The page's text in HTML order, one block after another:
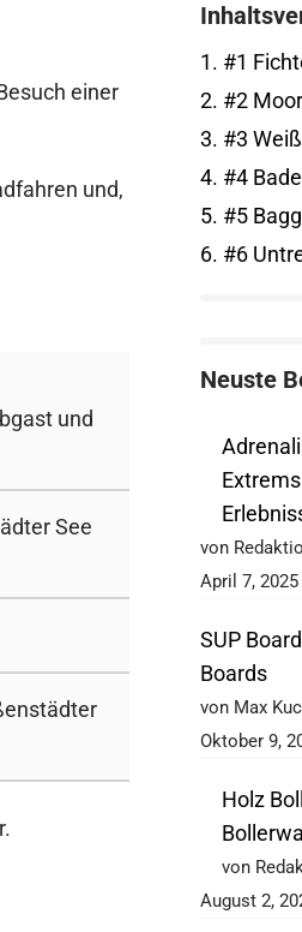
einer
und,
und
See
1. #1
2. #2
3. #3
4. #4
5. #5
6. #6
Neuste
von
April 7, 2025
SUP
Boards
von Max
Oktober 9,
Holz
von
August 2,